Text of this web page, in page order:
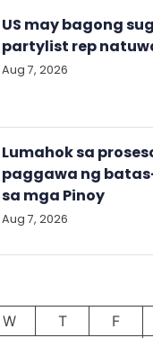
US may bagong
partylist rep
Aug 7, 2026
Lumahok sa
paggawa ng
sa mga Pinoy
Aug 7, 2026
W T F